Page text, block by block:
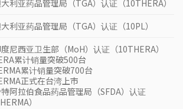
利亚药品管理局（TGA）认证（10THERA）
利亚药品管理局（TGA）认证（10PL）
尼西亚卫生部（MoH）认证（10THERA）
累计销量突破500台
累计销量突破700台
正式在台湾上市
阿拉伯食品药品管理局（SFDA）认证
）